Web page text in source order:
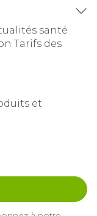
santé
Tarifs des
et